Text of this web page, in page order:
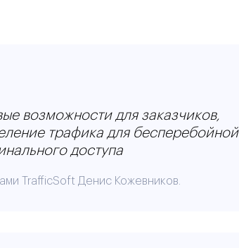
возможности для заказчиков,
трафика для бесперебойной
доступа
TrafficSoft Денис Кожевников.